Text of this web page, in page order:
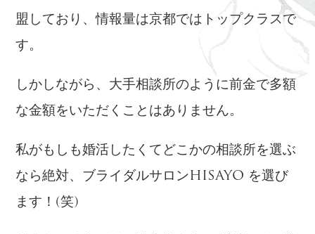
盟しており、情報量は京都ではトップクラスで
す。
しかしながら、大手相談所のように前金で多額
な金額をいただくことはありません。
私がもしも婚活したくてどこかの相談所を選ぶ
なら絶対、ブライダルサロンHISAYO を選び
ます！(笑)